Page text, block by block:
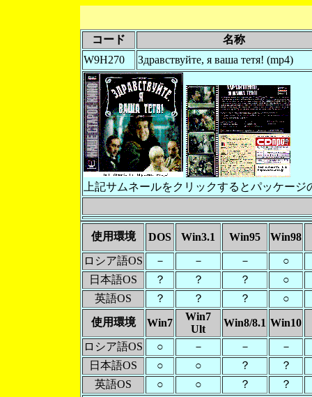
コード
名称
W9H270
Здравствуйте, я ваша тетя! (mp4)
上記サムネールをクリックするとパッケー
使用環境 DOS Win3.1 Win95
Win98
ロシア語OS
－ － －
○
日本語OS
？ ？ ？
○
英語OS
？ ？ ？
○
使用環境
Win7
Win7
Ult
Win8/8.1 Win10
ロシア語OS
○ － －
－
日本語OS
○ ○ ？
？
英語OS
○ ○ ？
？